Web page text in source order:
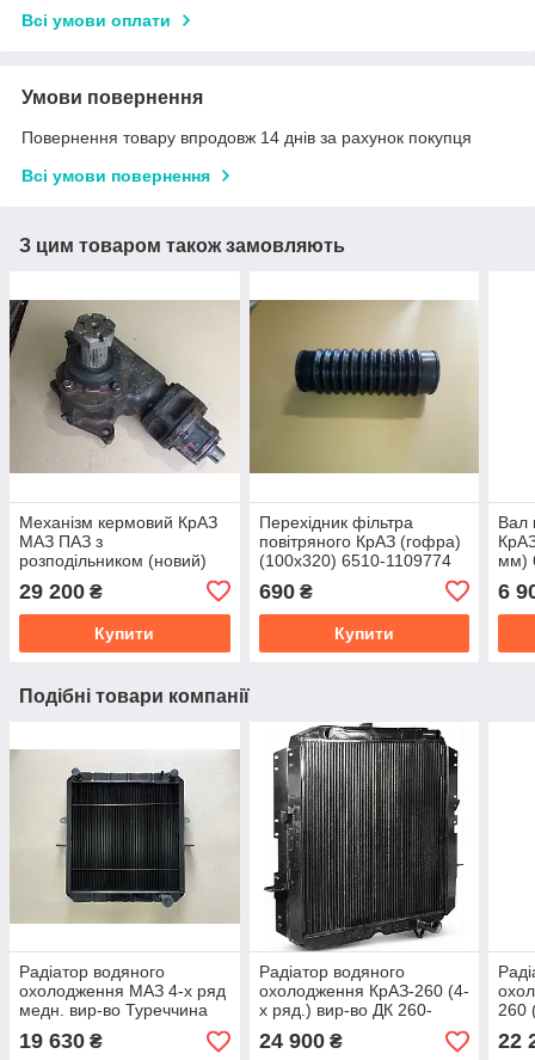
Всі умови оплати
Умови повернення
Повернення товару впродовж 14 днів за рахунок покупця
Всі умови повернення
З цим товаром також замовляють
Механізм кермовий КрАЗ
МАЗ ПАЗ з
розподільником (новий)
29 200 ₴
Купити
Перехідник фільтра
повітряного КрАЗ (гофра)
(100х320) 6510-1109774
690₴
Купити
Вал
мм)
6
Подібні товари компанії
Радіатор водяного
охолодження МАЗ 4-х ряд
медн. вир-во Туреччина
64229-1301010
19 630 ₴
Радіатор водяного
охолодження КрАЗ-260 (4-
х ряд.) вир-во ДК 260-
1301010
24 900₴
260
во
22